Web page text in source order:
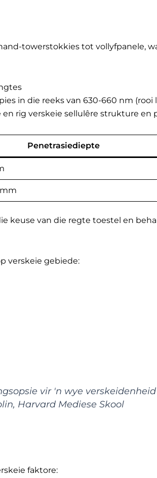
towerstokkies tot vollyfpanele,
in die reeks van 630-660 nm (rooi
rig verskeie sellulêre strukture en
Penetrasiediepte
keuse van die regte toestel en
verskeie gebiede:
vir 'n wye
Harvard Mediese Skool
faktore: